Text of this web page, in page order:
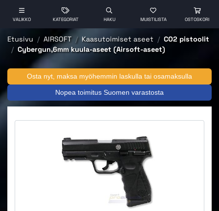
VALIKKO KATEGORIAT HAKU MUISTILISTA OSTOSKORI
Etusivu AIRSOFT Kaasutoimiset aseet
CO2 pistoolit
Cybergun,6mm kuula-aseet (Airsoft-aseet)
Osta nyt, maksa myöhemmin laskulla tai osamaksulla
Nopea toimitus Suomen varastosta